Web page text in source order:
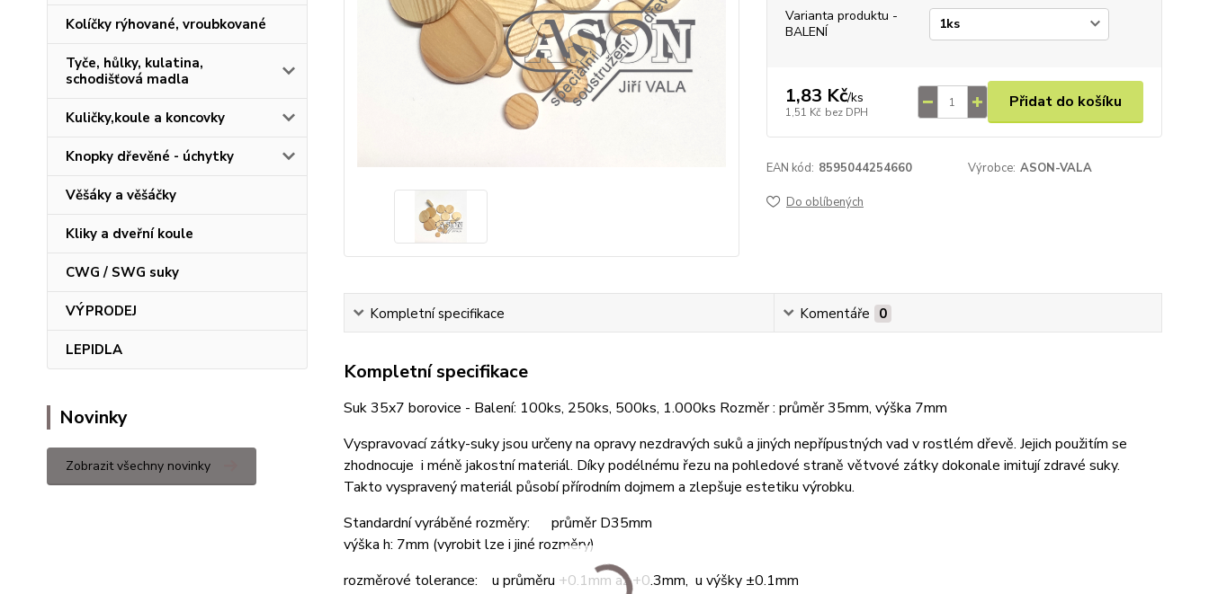
Kolíčky rýhované, vroubkované
Tyče, hůlky, kulatina,
schodišťová madla
Kuličky,koule a koncovky
Knopky dřevěné - úchytky
Věšáky a věšáčky
Kliky a dveřní koule
CWG / SWG suky
VÝPRODEJ
LEPIDLA
Novinky
Zobrazit všechny novinky
Varianta produktu -
BALENÍ
1,83 Kč/ks
1,51 Kč bez DPH
Přidat do košíku
EAN kód: 8595044254660 Výrobce: ASON-VALA
Do oblíbených
Kompletní specifikace Komentáře 0
Kompletní specifikace
Suk 35x7 borovice - Balení: 100ks, 250ks, 500ks, 1.000ks Rozměr : průměr 35mm, výška 7mm
Vyspravovací zátky-suky jsou určeny na opravy nezdravých suků a jiných nepřípustných vad v rostlém dřevě. Jejich použitím se
zhodnocuje i méně jakostní materiál. Díky podélnému řezu na pohledové straně větvové zátky dokonale imitují zdravé suky.
Takto vyspravený materiál působí přírodním dojmem a zlepšuje estetiku výrobku.
Standardní vyráběné rozměry: průměr D35mm
výška h: 7mm (vyrobit lze i jiné rozměry)
rozměrové tolerance: u průměru +0.1mm až +0.3mm, u výšky ±0.1mm